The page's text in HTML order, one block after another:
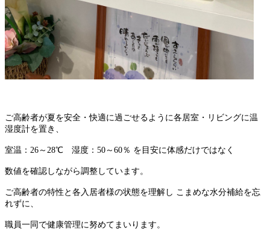
ご高齢者が夏を安全・快適に過ごせるように各居室・リビングに温
湿度計を置き、
室温：26～28℃ 湿度：50～60％ を目安に体感だけではなく
数値を確認しながら調整しています。
ご高齢者の特性と各入居者様の状態を理解し こまめな水分補給を忘
れずに、
職員一同で健康管理に努めてまいります。